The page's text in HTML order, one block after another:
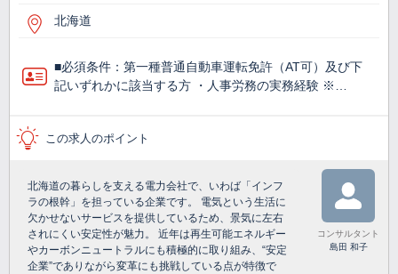
北海道
■必須条件：第一種普通自動車運転免許（AT可）及び下
記いずれかに該当する方 ・人事労務の実務経験 ※…
この求人のポイント
北海道の暮らしを支える電力会社で、いわば「インフ
ラの根幹」を担っている企業です。 電気という生活に
欠かせないサービスを提供しているため、景気に左右
されにくい安定性が魅力。 近年は再生可能エネルギー
やカーボンニュートラルにも積極的に取り組み、“安定
企業”でありながら変革にも挑戦している点が特徴で
コンサルタント
島田 和子